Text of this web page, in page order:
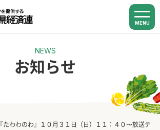
MENU
NEWS
お知らせ
『たわわのわ』１０月３１日（日）１１：４０〜放送テ